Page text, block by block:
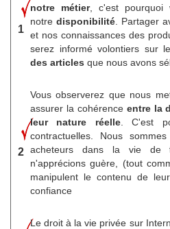
1
notre métier, c'est pourquoi
notre disponibilité . Partager
et nos connaissances des
serez informé volontiers sur
des articles que nous avons
2
Vous observerez que nous
assurer la cohérence entre la
leur nature réelle. C'est
contractuelles. Nous
acheteurs dans la vie de
n'apprécions guère, (tout
manipulent le contenu de
confiance
Le droit à la vie privée sur